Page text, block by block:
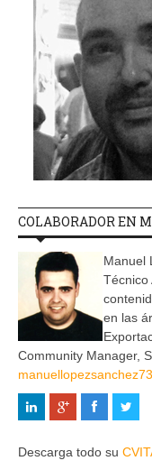
COLABORADOR EN
Manuel
Técnico
en las
Community Manager,
Descarga todo su